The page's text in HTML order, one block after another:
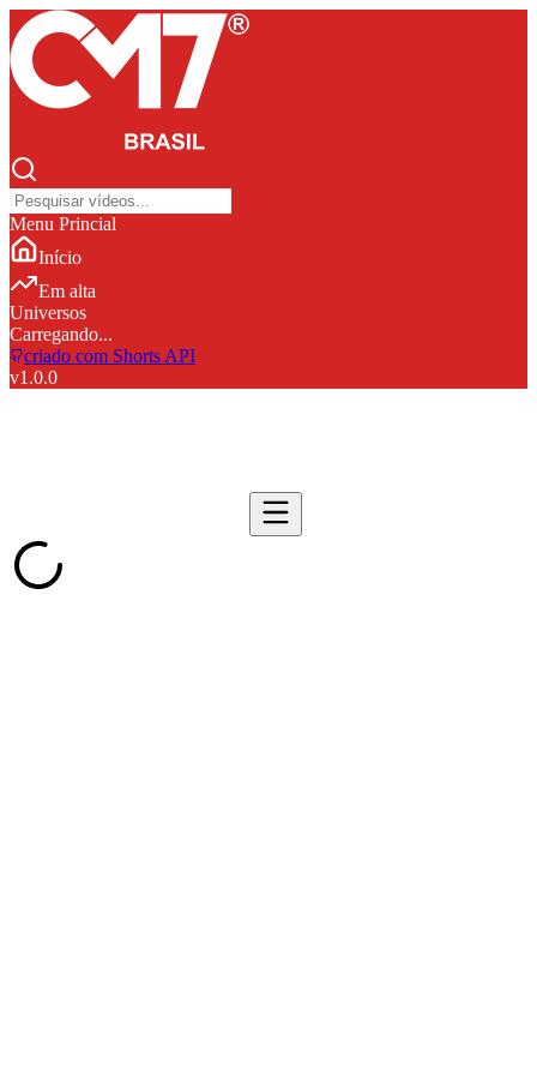
Menu Princial
Início
Em alta
Universos
Carregando...
criado com Shorts API
v1.0.0